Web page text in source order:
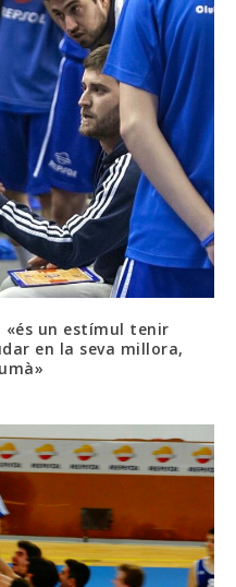
«és un estímul tenir
en la seva millora,